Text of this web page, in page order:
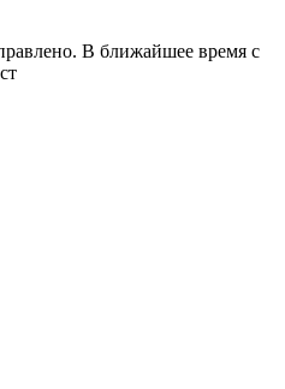
В ближайшее время с